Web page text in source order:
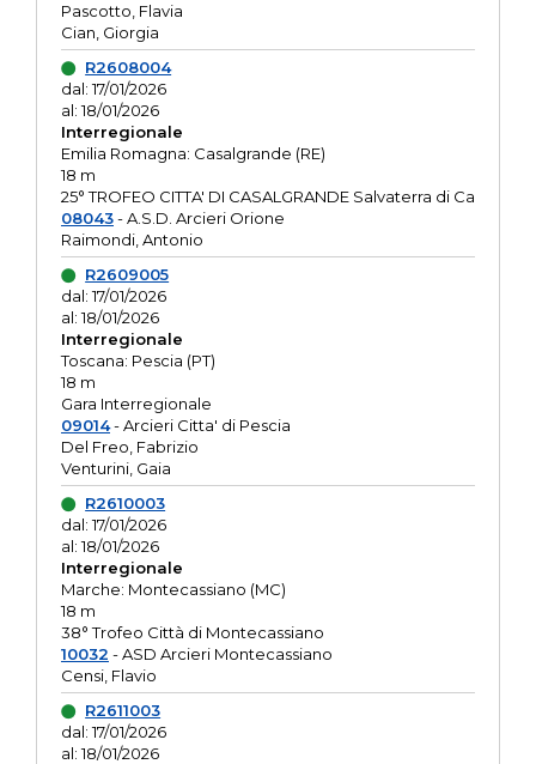
Pascotto, Flavia
Cian, Giorgia
R2608004
dal: 17/01/2026
al: 18/01/2026
Interregionale
Emilia Romagna: Casalgrande (RE)
18 m
25° TROFEO CITTA' DI CASALGRANDE Salvaterra di Ca
08043- A.S.D. Arcieri Orione
Raimondi, Antonio
R2609005
dal: 17/01/2026
al: 18/01/2026
Interregionale
Toscana: Pescia (PT)
18 m
Gara Interregionale
09014- Arcieri Citta' di Pescia
Del Freo, Fabrizio
Venturini, Gaia
R2610003
dal: 17/01/2026
al: 18/01/2026
Interregionale
Marche: Montecassiano (MC)
18 m
38° Trofeo Città di Montecassiano
10032 - ASD Arcieri Montecassiano
Censi, Flavio
R2611003
dal: 17/01/2026
al: 18/01/2026